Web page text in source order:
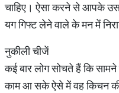
चाहिए। ऐसा करने से आपके
यग गिफ्ट लेने वाले के मन में
नुकीली चीजें
कई बार लोग सोचते हैं कि
काम आ सके ऐसे में वह किचन